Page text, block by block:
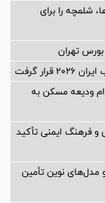
شلمچه را برای
تهران
گرفت
میلیارد ریال وام ودیعه مسکن به
و فرهنگ ایمنی تأکید
نوین تأمین